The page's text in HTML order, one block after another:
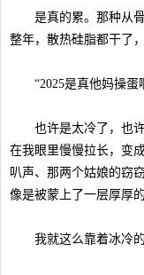
是真的累。那种从骨
整年，散热硅脂都干了
“2025是真他妈操蛋
也许是太冷了，也许
在我眼里慢慢拉长，变
叭声、那两个姑娘的窃
像是被蒙上了一层厚厚
我就这么靠着冰冷的